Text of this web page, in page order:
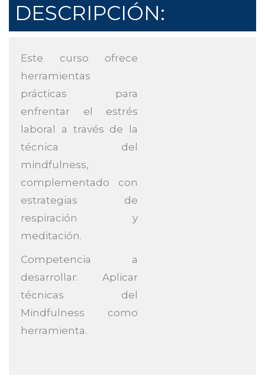
DESCRIPCIÓN:
Este curso ofrece
herramientas
prácticas para
enfrentar el estrés
laboral a través de la
técnica del
mindfulness,
complementado con
estrategias de
respiración y
meditación.
Competencia a
desarrollar:
Aplicar
técnicas del
Mindfulness como
herramienta.